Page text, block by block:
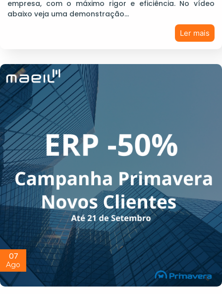
empresa, com o máximo rigor e eficiência. No vídeo
abaixo veja uma demonstração…
Ler mais
07
Ago